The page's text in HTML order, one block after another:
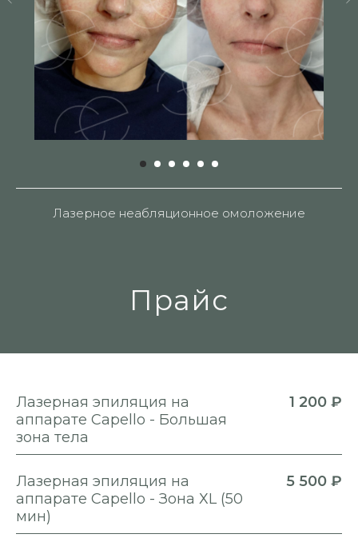
Лазерное неабляционное омоложение
Прайс
Лазерная эпиляция на
аппарате Capello - Большая
зона тела
1 200 ₽
Лазерная эпиляция на
аппарате Capello - Зона ХL (50
мин)
5 500 ₽